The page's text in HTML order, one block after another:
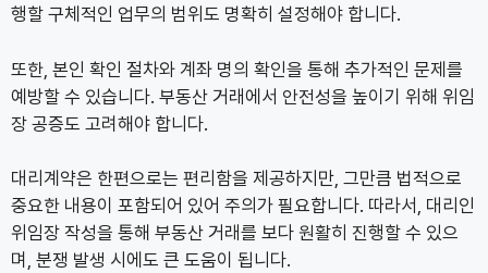
행할 구체적인 업무의 범위도 명확히 설정해야 합니다.
또한, 본인 확인 절차와 계좌 명의 확인을 통해 추가적인 문제를
예방할 수 있습니다. 부동산 거래에서 안전성을 높이기 위해 위임
장 공증도 고려해야 합니다.
대리계약은 한편으로는 편리함을 제공하지만, 그만큼 법적으로
중요한 내용이 포함되어 있어 주의가 필요합니다. 따라서, 대리인
위임장 작성을 통해 부동산 거래를 보다 원활히 진행할 수 있으
며, 분쟁 발생 시에도 큰 도움이 됩니다.